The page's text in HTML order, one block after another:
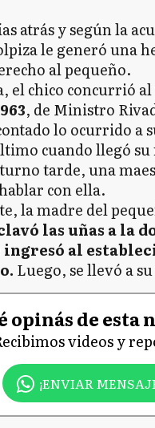
atrás y según la
le generó una
al pequeño.
el chico concurrió al
, de Ministro
lo ocurrido a
cuando llegó su
tarde, una
con ella.
la madre del
las uñas a la
ingresó al
Luego, se llevó a
opinás de esta
videos y
¡ENVIAR